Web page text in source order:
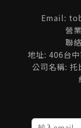
Email:
營
聯
地址: 406台
公司名稱: 托